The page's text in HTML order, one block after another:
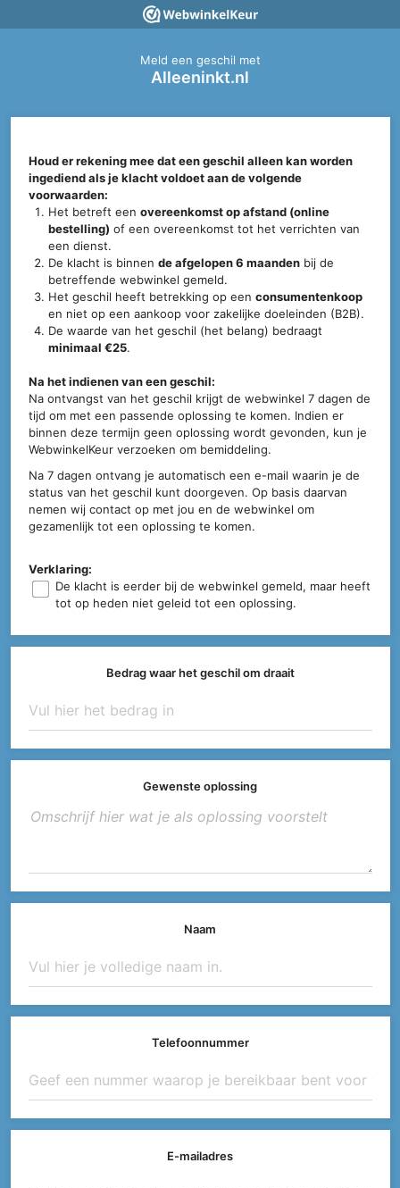
Meld een geschil met
Alleeninkt.nl
Houd er rekening mee dat een geschil alleen kan worden
ingediend als je klacht voldoet aan de volgende
voorwaarden:
Het betreft eenovereenkomst op afstand (online
bestelling) of een overeenkomst tot het verrichten van
een dienst.
De klacht is binnende afgelopen 6 maanden bij de
betreffende webwinkel gemeld.
Het geschil heeft betrekking op eenconsumentenkoop
en niet op een aankoop voor zakelijke doeleinden (B2B).
De waarde van het geschil (het belang) bedraagt
minimaal €25.
Na het indienen van een geschil:
Na ontvangst van het geschil krijgt de webwinkel 7 dagen de
tijd om met een passende oplossing te komen. Indien er
binnen deze termijn geen oplossing wordt gevonden, kun je
WebwinkelKeur verzoeken om bemiddeling.
Na 7 dagen ontvang je automatisch een e-mail waarin je de
status van het geschil kunt doorgeven. Op basis daarvan
nemen wij contact op met jou en de webwinkel om
gezamenlijk tot een oplossing te komen.
Verklaring:
De klacht is eerder bij de webwinkel gemeld, maar heeft
tot op heden niet geleid tot een oplossing.
Bedrag waar het geschil om draait
Gewenste oplossing
Naam
Telefoonnummer
E-mailadres